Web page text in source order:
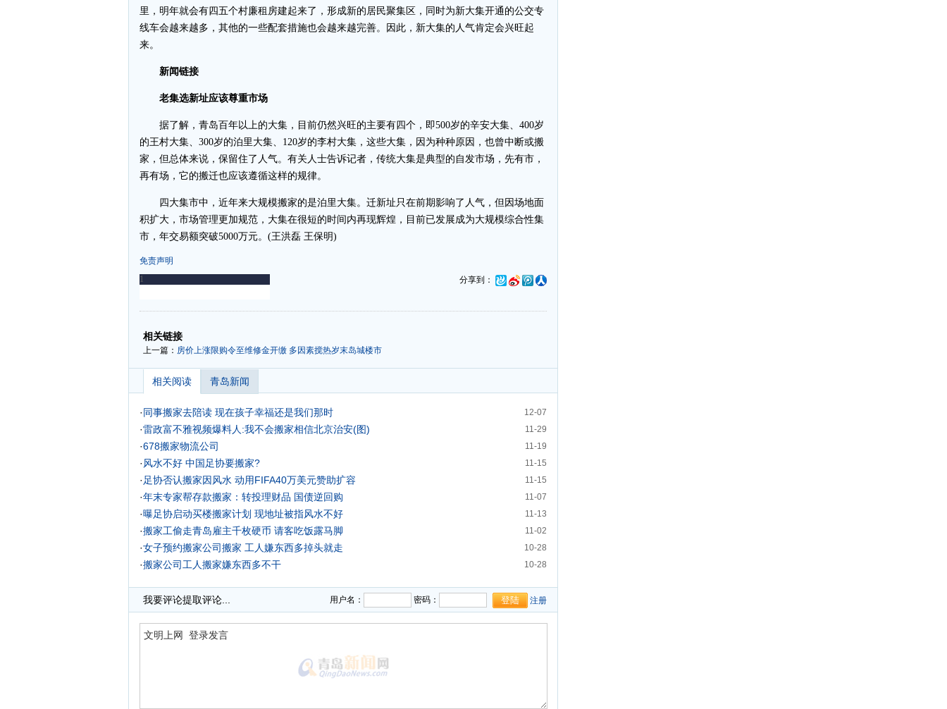
里，明年就会有四五个村廉租房建起来了，形成新的居民聚集区，同时为新大集开通的公交专
线车会越来越多，其他的一些配套措施也会越来越完善。因此，新大集的人气肯定会兴旺起
来。
新闻链接
老集选新址应该尊重市场
据了解，青岛百年以上的大集，目前仍然兴旺的主要有四个，即500岁的辛安大集、400岁
的王村大集、300岁的泊里大集、120岁的李村大集，这些大集，因为种种原因，也曾中断或搬
家，但总体来说，保留住了人气。有关人士告诉记者，传统大集是典型的自发市场，先有市，
再有场，它的搬迁也应该遵循这样的规律。
四大集市中，近年来大规模搬家的是泊里大集。迁新址只在前期影响了人气，但因场地面
积扩大，市场管理更加规范，大集在很短的时间内再现辉煌，目前已发展成为大规模综合性集
市，年交易额突破5000万元。(王洪磊 王保明)
免责声明
分享到：
-
相关链接
上一篇： 房价上涨限购令至维修金开缴 多因素搅热岁末岛城楼市
相关阅读 青岛新闻
12-07
·同事搬家去陪读 现在孩子幸福还是我们那时
11-29
·雷政富不雅视频爆料人:我不会搬家相信北京治安(图)
11-19
·678搬家物流公司
11-15
· 风水不好 中国足协要搬家?
11-15
· 足协否认搬家因风水 动用FIFA40万美元赞助扩容
11-07
·年末专家帮存款搬家：转投理财品 国债逆回购
11-13
·曝足协启动买楼搬家计划 现地址被指风水不好
11-02
·搬家工偷走青岛雇主千枚硬币 请客吃饭露马脚
10-28
·女子预约搬家公司搬家 工人嫌东西多掉头就走
10-28
·搬家公司工人搬家嫌东西多不干
我要评论提取评论... 用户名： 密码： 注册